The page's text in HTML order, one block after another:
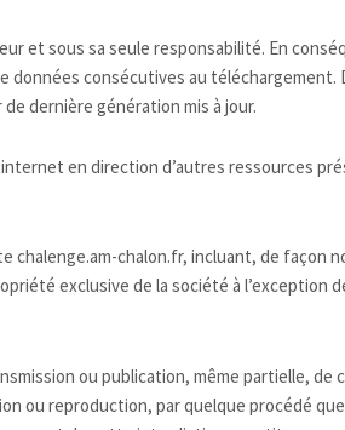
et sous sa seule responsabilité. En
données consécutives au
dernière génération mis à jour.
en direction d’autres ressources
chalenge.am-chalon.fr, incluant, de façon
exclusive de la société à l’exception
ou publication, même partielle,
ou reproduction, par quelque procédé